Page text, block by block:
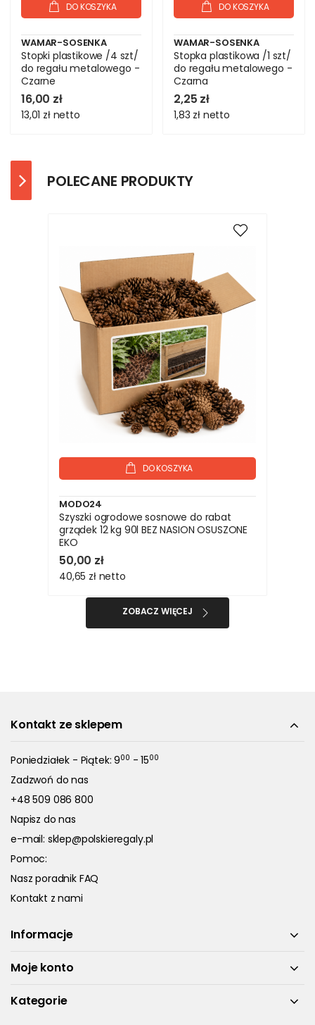
DO KOSZYKA
WAMAR-SOSENKA
Stopki plastikowe /4 szt/
do regału metalowego -
Czarne
16,00 zł
13,01 zł netto
DO KOSZYKA
WAMAR-SOSENKA
Stopka plastikowa /1 szt/
do regału metalowego -
Czarna
2,25 zł
1,83 zł netto
POLECANE PRODUKTY
DO KOSZYKA
MODO24
Szyszki ogrodowe sosnowe do rabat
grządek 12 kg 90l BEZ NASION OSUSZONE
EKO
50,00 zł
40,65 zł netto
ZOBACZ WIĘCEJ
Kontakt ze sklepem
Poniedziałek - Piątek: 900 - 1500
Zadzwoń do nas
+48 509 086 800
Napisz do nas
e-mail: sklep@polskieregaly.pl
Pomoc:
Nasz poradnik FAQ
Kontakt z nami
Informacje
Moje konto
Kategorie